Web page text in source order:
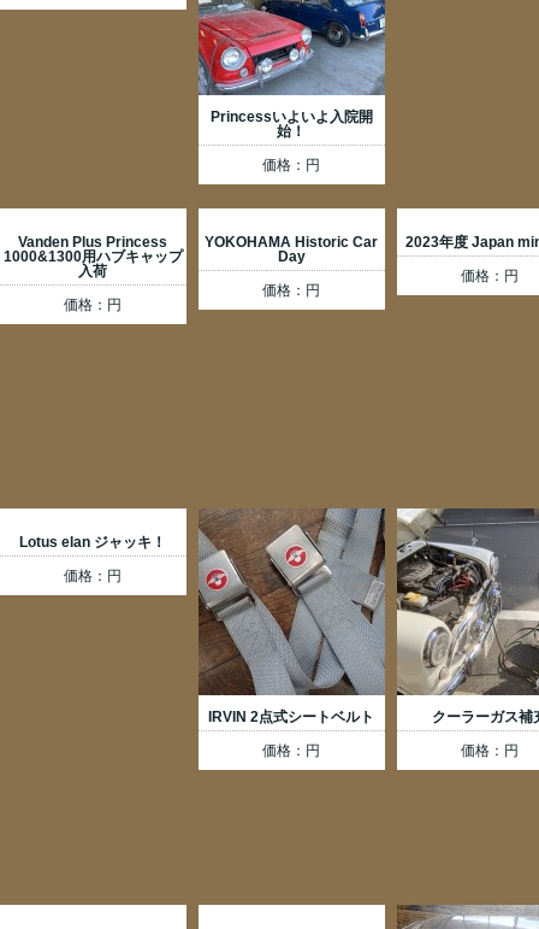
Princessいよいよ入院開
始！
価格：円
Vanden Plus Princess
1000&1300用ハブキャップ
入荷
価格：円
YOKOHAMA Historic Car
Day
価格：円
2023年度 Japan
価格：円
Lotus elan ジャッキ！
価格：円
IRVIN 2点式シートベルト
価格：円
クーラーガス補
価格：円